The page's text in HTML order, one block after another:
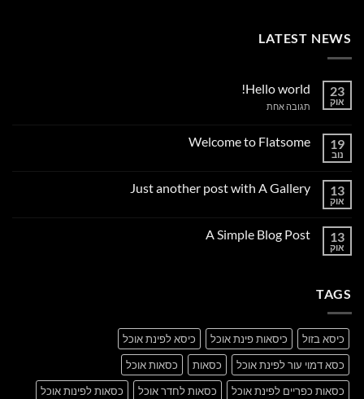
LATEST NEWS
23
אוק
Hello world!
תגובה אחתעל
19
נוב
Welcome to Flatsome
Welcome
13
אוק
Just another post with A Gallery
Just
13
אוק
A Simple Blog Post
TAGS
כיסא בזול כיסאות פינת אוכל
כיסא לפינת אוכל
כסא דמוי עור לפינת אוכל
כסאות
כסאות אוכל
כסאות כפריים לפינת אוכל
כסאות לחדר אוכל
כסאות לפינות אוכל